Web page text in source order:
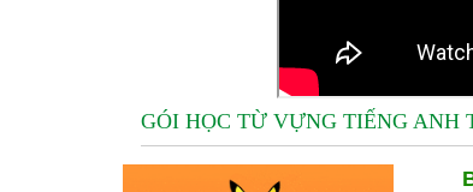
GÓI HỌC TỪ VỰNG TIẾNG ANH